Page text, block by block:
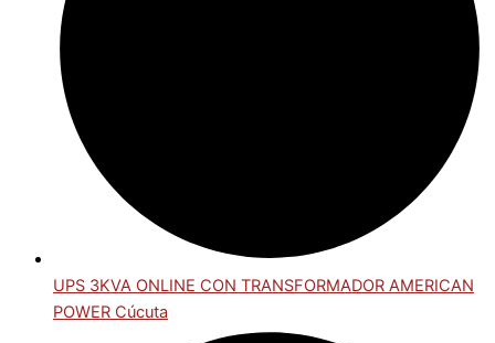
UPS 3KVA ONLINE CON TRANSFORMADOR AMERICAN
POWER Cúcuta